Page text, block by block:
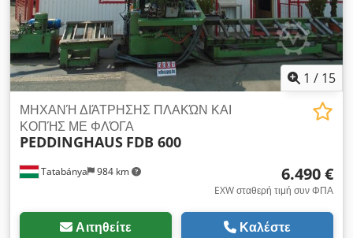
1 / 15
Tatabánya 984 km
ΜΗΧΑΝΉ ΔΙΆΤΡΗΣΗΣ ΠΛΑΚΏΝ ΚΑΙ
ΚΟΠΉΣ ΜΕ ΦΛΌΓΑ
PEDDINGHAUS FDB 600
6.490 €
EXW σταθερή τιμή συν ΦΠΑ
Αιτηθείτε Καλέστε